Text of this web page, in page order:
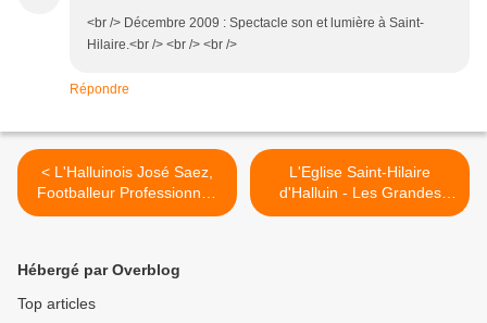
<br /> Décembre 2009 : Spectacle son et lumière à Saint-
Hilaire.<br /> <br /> <br />
Répondre
< L'Halluinois José Saez,
Footballeur Professionnel,
en Visite dans son Club
L'Eglise Saint-Hilaire
d'Halluin - Les Grandes
Dates. >
Hébergé par Overblog
Top articles